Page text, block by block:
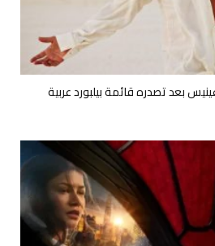
بعد تصدره قائمة بيلبورد عربية